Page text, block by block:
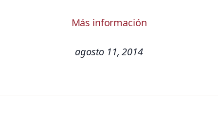
Más información
agosto 11, 2014